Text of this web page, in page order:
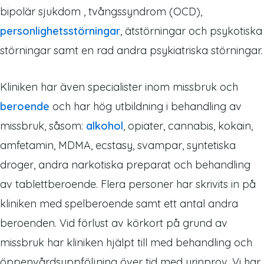
bipolär sjukdom , tvångssyndrom (OCD),
personlighetsstörningar, ätstörningar och psykotiska
störningar samt en rad andra psykiatriska störningar.
Kliniken har även specialister inom missbruk och
beroende och har hög utbildning i behandling av
missbruk, såsom: alkohol, opiater, cannabis, kokain,
amfetamin, MDMA, ecstasy, svampar, syntetiska
droger, andra narkotiska preparat och behandling
av tablettberoende. Flera personer har skrivits in på
kliniken med spelberoende samt ett antal andra
beroenden. Vid förlust av körkort på grund av
missbruk har kliniken hjälpt till med behandling och